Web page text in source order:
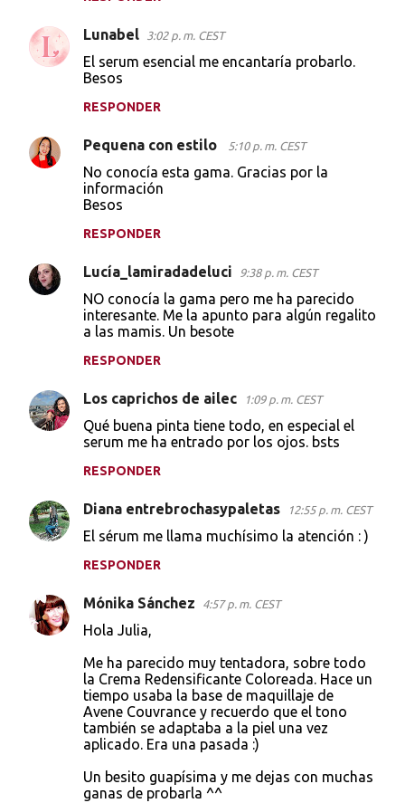
Lunabel 3:02 p. m. CEST
El serum esencial me encantaría probarlo.
Besos
RESPONDER
Pequena con estilo 5:10 p. m. CEST
No conocía esta gama. Gracias por la
información
Besos
RESPONDER
Lucía_lamiradadeluci 9:38 p. m. CEST
NO conocía la gama pero me ha parecido
interesante. Me la apunto para algún regalito
a las mamis. Un besote
RESPONDER
Los caprichos de ailec 1:09 p. m. CEST
Qué buena pinta tiene todo, en especial el
serum me ha entrado por los ojos. bsts
RESPONDER
Diana entrebrochasypaletas 12:55 p. m. CEST
El sérum me llama muchísimo la atención : )
RESPONDER
Mónika Sánchez 4:57 p. m. CEST
Hola Julia,
Me ha parecido muy tentadora, sobre todo
la Crema Redensificante Coloreada. Hace un
tiempo usaba la base de maquillaje de
Avene Couvrance y recuerdo que el tono
también se adaptaba a la piel una vez
aplicado. Era una pasada :)
Un besito guapísima y me dejas con muchas
ganas de probarla ^^